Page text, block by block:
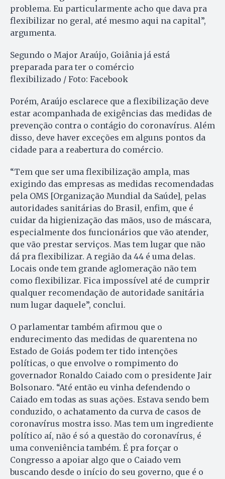
problema. Eu particularmente acho que dava pra
flexibilizar no geral, até mesmo aqui na capital”,
argumenta.
Segundo o Major Araújo, Goiânia já está
preparada para ter o comércio
flexibilizado / Foto: Facebook
Porém, Araújo esclarece que a flexibilização deve
estar acompanhada de exigências das medidas de
prevenção contra o contágio do coronavírus. Além
disso, deve haver exceções em alguns pontos da
cidade para a reabertura do comércio.
“Tem que ser uma flexibilização ampla, mas
exigindo das empresas as medidas recomendadas
pela OMS [Organização Mundial da Saúde], pelas
autoridades sanitárias do Brasil, enfim, que é
cuidar da higienização das mãos, uso de máscara,
especialmente dos funcionários que vão atender,
que vão prestar serviços. Mas tem lugar que não
dá pra flexibilizar. A região da 44 é uma delas.
Locais onde tem grande aglomeração não tem
como flexibilizar. Fica impossível até de cumprir
qualquer recomendação de autoridade sanitária
num lugar daquele”, conclui.
O parlamentar também afirmou que o
endurecimento das medidas de quarentena no
Estado de Goiás podem ter tido intenções
políticas, o que envolve o rompimento do
governador Ronaldo Caiado com o presidente Jair
Bolsonaro. “Até então eu vinha defendendo o
Caiado em todas as suas ações. Estava sendo bem
conduzido, o achatamento da curva de casos de
coronavírus mostra isso. Mas tem um ingrediente
político aí, não é só a questão do coronavírus, é
uma conveniência também. É pra forçar o
Congresso a apoiar algo que o Caiado vem
buscando desde o início do seu governo, que é o